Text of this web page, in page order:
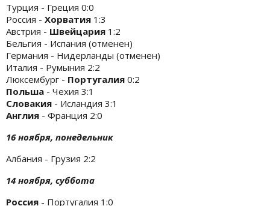
Турция - Греция 0:0
Россия - Хорватия 1:3
Австрия - Швейцария 1:2
Бельгия - Испания (отменен)
Германия - Нидерланды (отменен)
Италия - Румыния 2:2
Люксембург - Португалия 0:2
Польша - Чехия 3:1
Словакия - Исландия 3:1
Англия - Франция 2:0
16 ноября, понедельник
Албания - Грузия 2:2
14 ноября, суббота
Россия - Португалия 1:0